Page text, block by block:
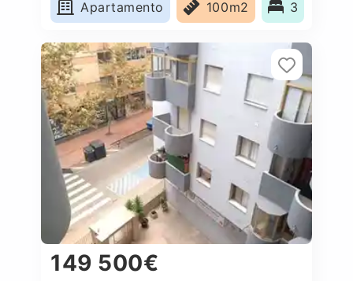
Apartamento 100m2 3
149 500€